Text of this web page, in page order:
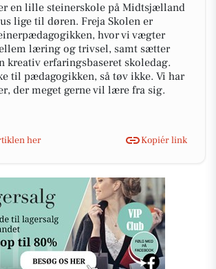
en lille steinerskole på Midtsjælland
lige til døren. Freja Skolen er
hvor vi vægter
læring og trivsel, samt sætter
kreativ erfaringsbaseret skoledag.
til pædagogikken, så tøv ikke. Vi har
der meget gerne vil lære fra sig.
her
Kopiér link